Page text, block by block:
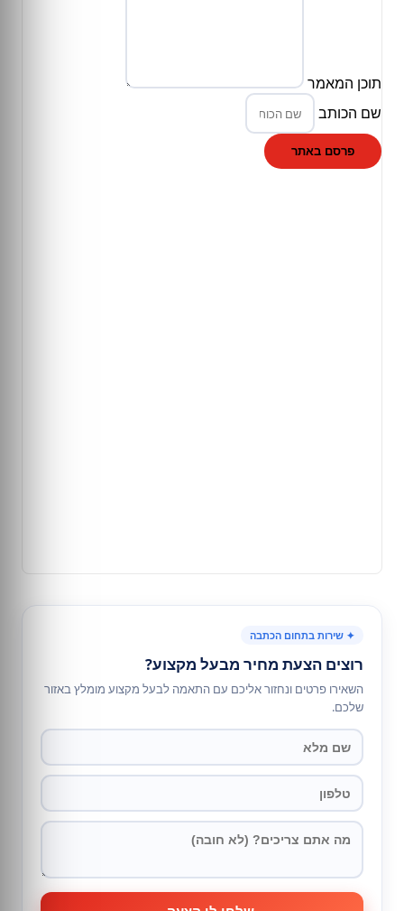
תוכן המאמר
שם הכותב
פרסם באתר
✦ שירות בתחום הכתבה
רוצים הצעת מחיר מבעל מקצוע?
השאירו פרטים ונחזור אליכם עם התאמה לבעל מקצוע מומלץ באזור
שלכם.